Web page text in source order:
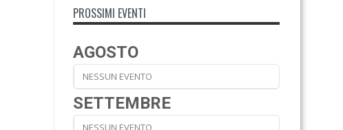
PROSSIMI EVENTI
AGOSTO
NESSUN EVENTO
SETTEMBRE
NESSUN EVENTO